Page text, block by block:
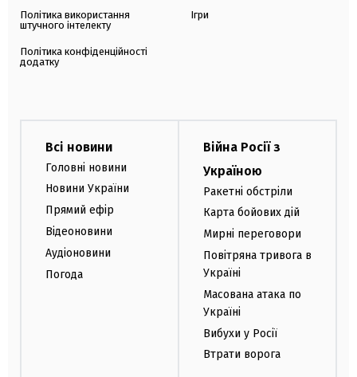
Політика використання
штучного інтелекту
Політика конфіденційності
додатку
Ігри
Всі новини
Головні новини
Новини України
Прямий ефір
Відеоновини
Аудіоновини
Погода
Війна Росії з
Україною
Ракетні обстріли
Карта бойових дій
Мирні переговори
Повітряна тривога в
Україні
Масована атака по
Україні
Вибухи у Росії
Втрати ворога